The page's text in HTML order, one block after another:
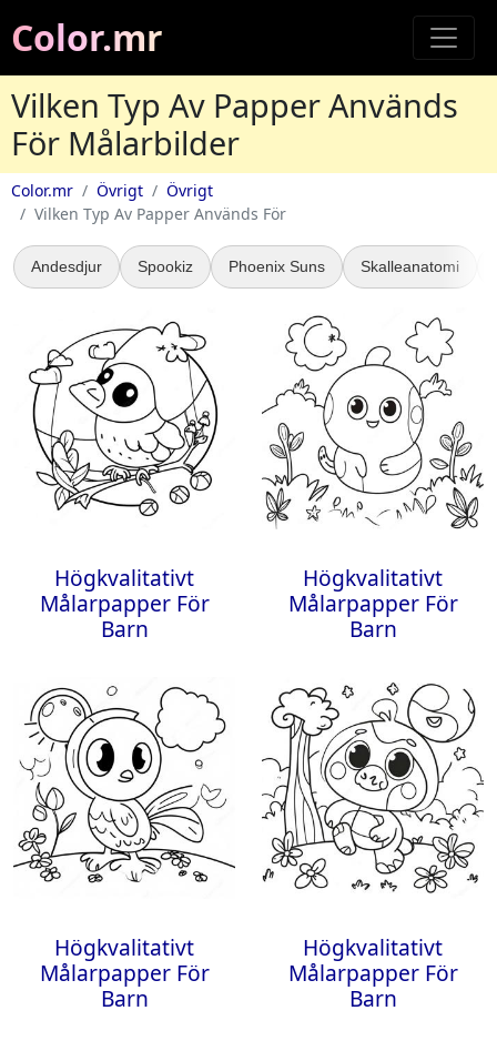
Color.mr
Vilken Typ Av Papper Används
För Målarbilder
Color.mr Övrigt
Övrigt
Vilken Typ Av Papper Används För
Andesdjur Spookiz Phoenix Suns Skalleanatomi
Högkvalitativt
Målarpapper För
Barn
Högkvalitativt
Målarpapper För
Barn
Högkvalitativt
Målarpapper För
Barn
Högkvalitativt
Målarpapper För
Barn